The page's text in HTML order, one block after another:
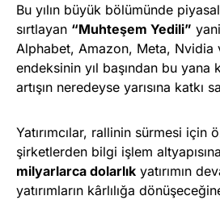
Bu yılın büyük bölümünde
sırtlayan “Muhteşem Yedili”
Alphabet, Amazon, Meta, Nvidia
endeksinin yıl başından bu yana
artışın neredeyse yarısına katkı
Yatırımcılar, rallinin sürmesi için
şirketlerden bilgi işlem
milyarlarca dolarlık yatırımın
yatırımların kârlılığa